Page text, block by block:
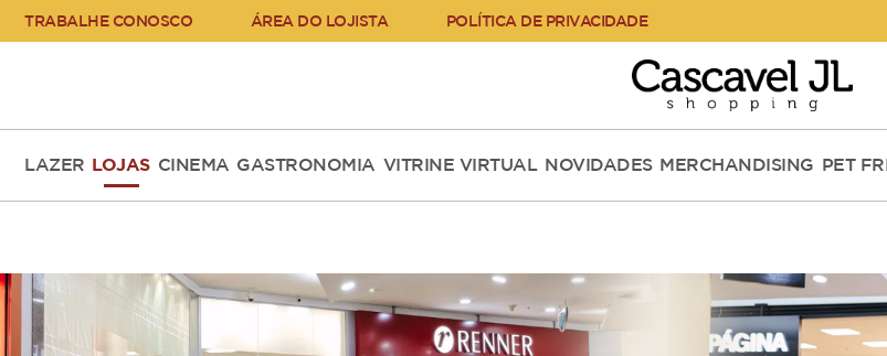
TRABALHE CONOSCO ÁREA DO LOJISTA POLÍTICA DE PRIVACIDADE
LAZER LOJAS CINEMA GASTRONOMIA VITRINE VIRTUAL NOVIDADES MERCHANDISING PET